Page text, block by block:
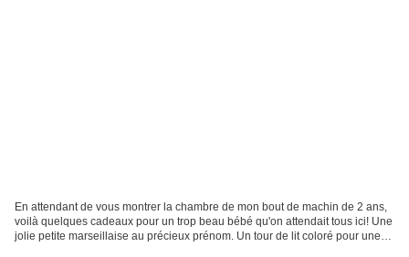
En attendant de vous montrer la chambre de mon bout de machin de 2 ans,
voilà quelques cadeaux pour un trop beau bébé qu'on attendait tous ici! Une
jolie petite marseillaise au précieux prénom. Un tour de lit coloré pour une